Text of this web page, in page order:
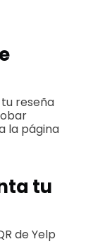
reseña
la página
tu
de Yelp